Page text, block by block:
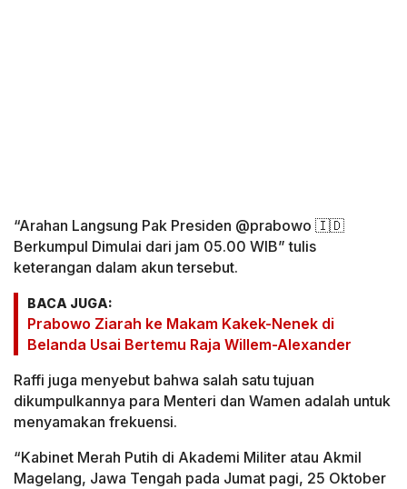
“Arahan Langsung Pak Presiden @prabowo 🇮🇩
Berkumpul Dimulai dari jam 05.00 WIB” tulis
keterangan dalam akun tersebut.
BACA JUGA:
Prabowo Ziarah ke Makam Kakek-Nenek di
Belanda Usai Bertemu Raja Willem-Alexander
Raffi juga menyebut bahwa salah satu tujuan
dikumpulkannya para Menteri dan Wamen adalah untuk
menyamakan frekuensi.
“Kabinet Merah Putih di Akademi Militer atau Akmil
Magelang, Jawa Tengah pada Jumat pagi, 25 Oktober